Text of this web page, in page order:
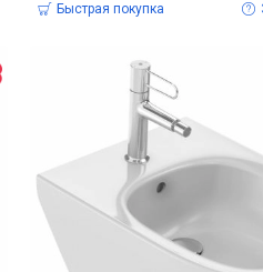
Быстрая покупка